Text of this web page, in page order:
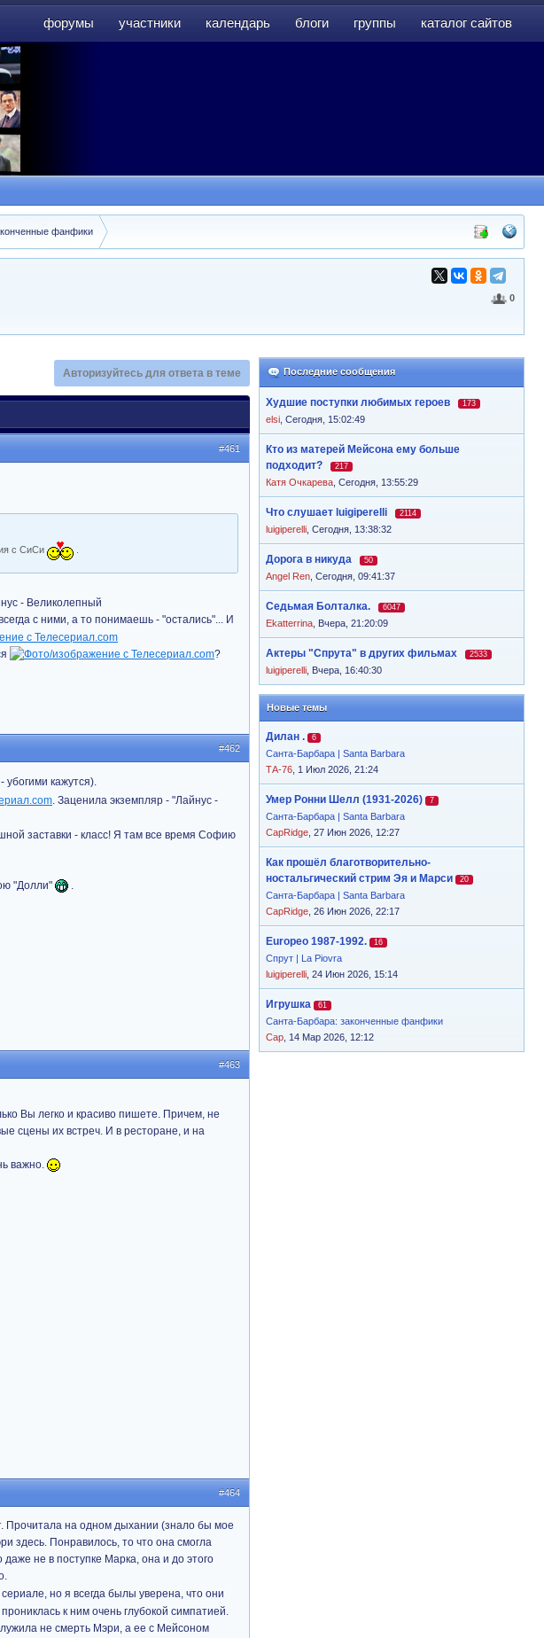
форумы участники календарь блоги группы каталог сайтов
фанфики
0
Последние сообщения
Худшие поступки любимых героев 173
elsi Сегодня, 15:02:49
Кто из матерей Мейсона ему больше
подходит?
217
Катя Очкарева Сегодня, 13:55:29
Что слушает luigiperelli 2114
luigiperelli Сегодня, 13:38:32
Дорога в никуда 50
Angel Ren Сегодня, 09:41:37
Седьмая Болталка. 6047
Ekatterrina Вчера, 21:20:09
Актеры "Спрута" в других фильмах 2533
luigiperelli Вчера, 16:40:30
Новые темы
Дилан . 6
Санта-Барбара | Santa Barbara
ТА-76 , 1 Июл 2026, 21:24
Умер Ронни Шелл (1931-2026) 7
Санта-Барбара | Santa Barbara
CapRidge , 27 Июн 2026, 12:27
Как прошёл благотворительно-
ностальгический стрим Эя и Марси
20
Санта-Барбара | Santa Barbara
CapRidge , 26 Июн 2026, 22:17
Europeo 1987-1992. 16
Спрут | La Piovra
luigiperelli , 24 Июн 2026, 15:14
Игрушка 61
Санта-Барбара: законченные фанфики
Cap , 14 Мар 2026, 12:12
Авторизуйтесь для ответа в теме
#461
с СиСи
- Великолепный
с ними, а то понимаешь - "остались"... И
?
#462
убогими кажутся).
. Заценила экземпляр - "Лайнус -
заставки - класс! Я там все время Софию
"Долли" .
#463
Вы легко и красиво пишете. Причем, не
сцены их встреч. И в ресторане, и на
важно.
#464
Прочитала на одном дыхании (знало бы мое
здесь. Понравилось, то что она смогла
не в поступке Марка, она и до этого
но я всегда былы уверена, что они
к ним очень глубокой симпатией.
не смерть Мэри, а ее с Мейсоном